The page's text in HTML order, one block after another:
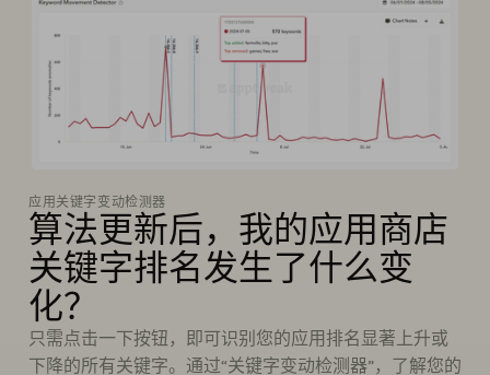
应用关键字变动检测器
算法更新后，我的应用商店
关键字排名发生了什么变
化？
只需点击一下按钮，即可识别您的应用排名显著上升或
下降的所有关键字。通过“关键字变动检测器”，了解您的